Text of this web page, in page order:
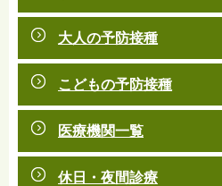
大人の予防接種
こどもの予防接種
医療機関一覧
休日・夜間診療